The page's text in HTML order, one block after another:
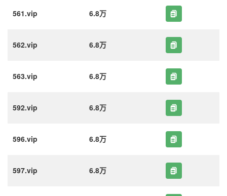
561.vip 6.8万
562.vip 6.8万
563.vip 6.8万
592.vip 6.8万
596.vip 6.8万
597.vip 6.8万